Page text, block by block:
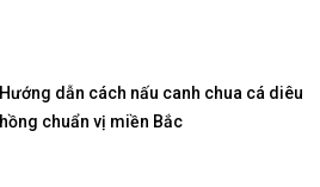
Hướng dẫn cách nấu canh chua cá diêu
hồng chuẩn vị miền Bắc